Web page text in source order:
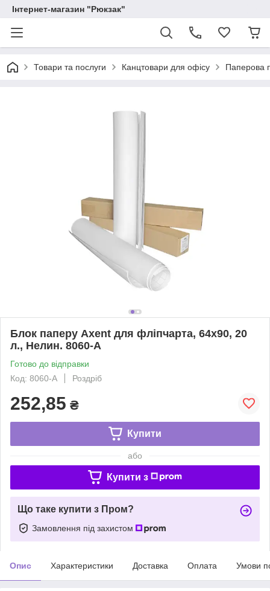
Інтернет-магазин "Рюкзак"
Товари та послуги Канцтовари для офісу Паперова
Блок паперу Axent для фліпчарта, 64х90, 20
л., Нелин. 8060-A
Готово до відправки
Код: 8060-A
Роздріб
252,85 ₴
Купити
або
Купити з
Що таке купити з Пром?
Замовлення під захистом
Опис Характеристики Доставка Оплата Умови